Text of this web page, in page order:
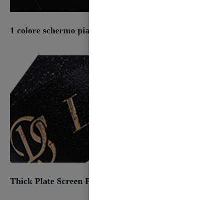
1 colore schermo piatto spesso Plastisol
Thick Plate Screen Plastisol & Foil